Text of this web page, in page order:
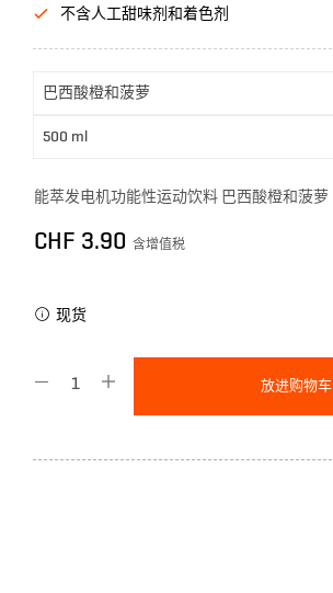
不含人工甜味剂和着色剂
能萃发电机功能性运动饮料 巴西酸橙和菠萝
CHF 3.90 含增值税
现货
放进购物车